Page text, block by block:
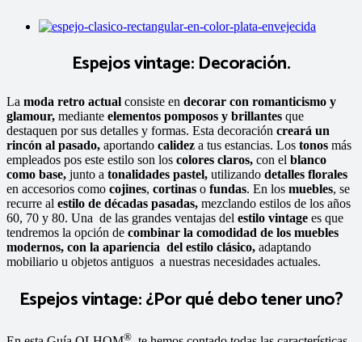
Espejos vintage: Decoración.
La moda retro actual consiste en decorar con romanticismo y
glamour, mediante elementos pomposos y brillantes que
destaquen por sus detalles y formas. Esta decoración creará un
rincón al pasado, aportando calidez a tus estancias. Los tonos más
empleados pos este estilo son los colores claros, con el blanco
como base, junto a tonalidades pastel, utilizando detalles florales
en accesorios como cojines, cortinas o fundas. En los muebles, se
recurre al estilo de décadas pasadas, mezclando estilos de los años
60, 70 y 80. Una de las grandes ventajas del estilo vintage es que
tendremos la opción de combinar la comodidad de los muebles
modernos, con la apariencia del estilo clásico, adaptando
mobiliario u objetos antiguos a nuestras necesidades actuales.
Espejos vintage: ¿Por qué debo tener uno?
®